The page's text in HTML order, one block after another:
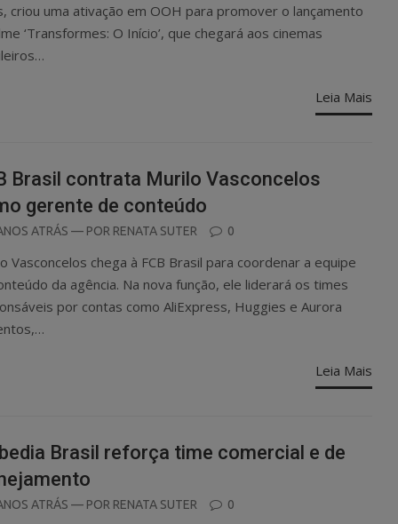
criou uma ativação em OOH para promover o lançamento
‘Transformes: O Início’, que chegará aos cinemas
Leia Mais
Brasil contrata Murilo Vasconcelos
gerente de conteúdo
ATRÁS — POR RENATA SUTER 0
Vasconcelos chega à FCB Brasil para coordenar a equipe
da agência. Na nova função, ele liderará os times
por contas como AliExpress, Huggies e Aurora
Leia Mais
Brasil reforça time comercial e de
ATRÁS — POR RENATA SUTER 0